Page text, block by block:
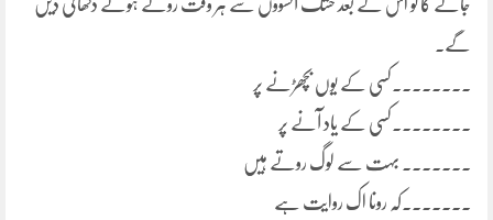
جائے گا تو اس کے بعد خشک آنسوؤں سے ہر وقت روتے ہوئے دکھائی دیں
گے۔
۔۔۔۔۔۔۔۔کسی کے یوں بچھڑنے پر
۔۔۔۔۔۔۔۔کسی کے یاد آنے پر
۔۔۔۔۔۔۔ بہت سے لوگ روتے ہیں
۔۔۔۔۔۔۔کہ رونا اک روایت ہے